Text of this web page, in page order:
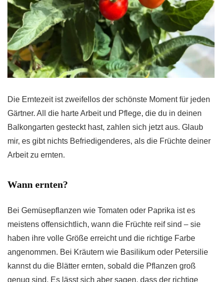
Die Erntezeit ist zweifellos der schönste Moment für jeden
Gärtner. All die harte Arbeit und Pflege, die du in deinen
Balkongarten gesteckt hast, zahlen sich jetzt aus. Glaub
mir, es gibt nichts Befriedigenderes, als die Früchte deiner
Arbeit zu ernten.
Wann ernten?
Bei Gemüsepflanzen wie Tomaten oder Paprika ist es
meistens offensichtlich, wann die Früchte reif sind – sie
haben ihre volle Größe erreicht und die richtige Farbe
angenommen. Bei Kräutern wie Basilikum oder Petersilie
kannst du die Blätter ernten, sobald die Pflanzen groß
genug sind. Es lässt sich aber sagen, dass der richtige